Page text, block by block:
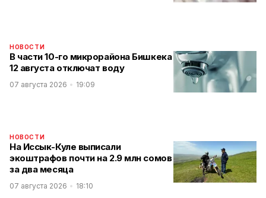
НОВОСТИ
В части 10-го микрорайона Бишкека
12 августа отключат воду
07 августа 2026 19:09
НОВОСТИ
На Иссык-Куле выписали
экоштрафов почти на 2.9 млн сомов
за два месяца
07 августа 2026 18:10